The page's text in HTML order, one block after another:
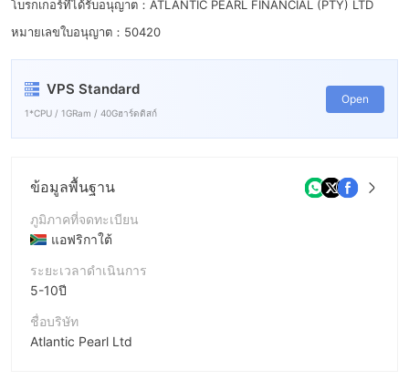
โบรกเกอร์ที่ได้รับอนุญาต：ATLANTIC PEARL FINANCIAL (PTY) LTD
หมายเลขใบอนุญาต：50420
VPS Standard
1*CPU / 1GRam / 40Gฮาร์ดดิสก์
Open
ข้อมูลพื้นฐาน
ภูมิภาคที่จดทะเบียน
แอฟริกาใต้
ระยะเวลาดำเนินการ
5-10ปี
ชื่อบริษัท
Atlantic Pearl Ltd